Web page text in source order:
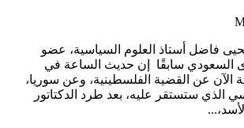
فاضل أستاذ العلوم السياسية، عضو
السعودي سابقًا إن حديث الساعة في
الآن عن القضية الفلسطينية، وعن سوريا،
الذي ستستقر عليه، بعد طرد الدكتاتور